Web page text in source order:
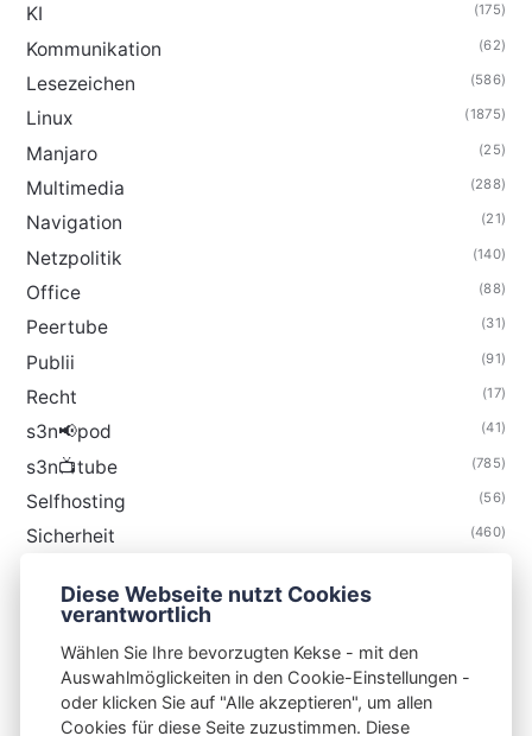
KI (175)
Kommunikation (62)
Lesezeichen (586)
Linux (1875)
Manjaro (25)
Multimedia (288)
Navigation (21)
Netzpolitik (140)
Office (88)
Peertube (31)
Publii (91)
Recht (17)
s3n📢pod (41)
s3n📺tube (785)
Selfhosting (56)
Sicherheit (460)
Thunderbird
Diese Webseite nutzt Cookies
verantwortlich
Wählen Sie Ihre bevorzugten Kekse - mit den
Auswahlmöglickeiten in den Cookie-Einstellungen -
oder klicken Sie auf "Alle akzeptieren", um allen
Cookies für diese Seite zuzustimmen. Diese